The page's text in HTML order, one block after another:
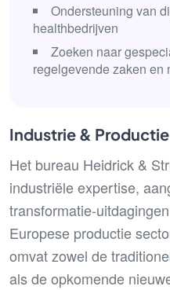
Ondersteuning van
healthbedrijven
Zoeken naar
regelgevende zaken en
Industrie & Productie
Het bureau Heidrick &
industriële expertise,
transformatie-
Europese productie
omvat zowel de
als de opkomende